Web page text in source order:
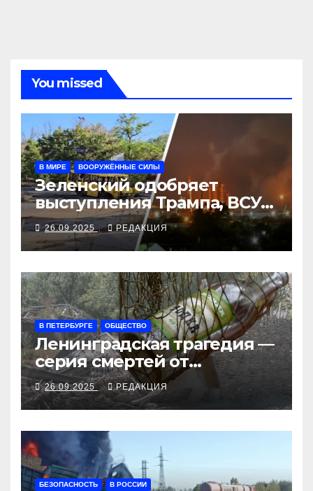
You missed
В МИРЕ ВООРУЖЁННЫЕ СИЛЫ
Зеленский одобряет
выступления Трампа, ВСУ
закрыли Добропольский
рубеж
26.09.2025 РЕДАКЦИЯ
В ПЕТЕРБУРГЕ ОБЩЕСТВО
Ленинградская трагедия —
серия смертей от
алкосуррогата
26.09.2025 РЕДАКЦИЯ
БЕЗОПАСНОСТЬ В РОССИИ